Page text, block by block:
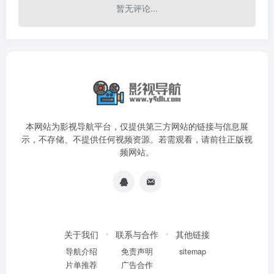
暂无评论...
本网站为影视导航平台，仅提供第三方网站的链接与信息展
示，不存储、不提供任何视频资源。若需观看，请前往正版视
频网站。
关于我们
导航介绍
片单推荐
联系与合作
免责声明
广告合作
其他链接
sitemap